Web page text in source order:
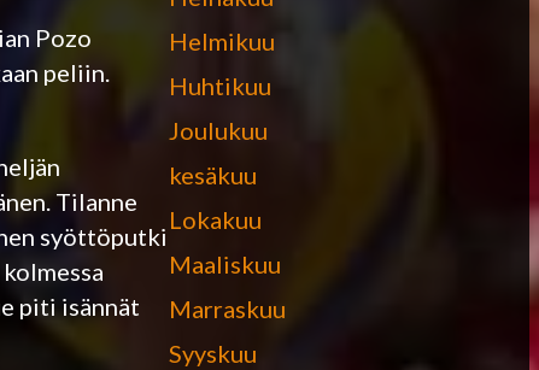
Pozo
peliin.
Tilanne
syöttöputki
piti isännät
Helmikuu
Huhtikuu
Joulukuu
kesäkuu
Lokakuu
Maaliskuu
Marraskuu
Syyskuu